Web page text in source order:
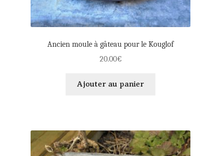
Ancien moule à gâteau pour le Kouglof
20.00€
Ajouter au panier